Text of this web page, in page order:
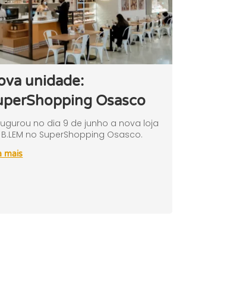
unidade:
Osasco
no dia 9 de junho a nova loja
no SuperShopping Osasco.
mais